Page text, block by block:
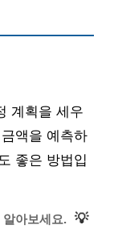
계획을 세우
액을 예측하
좋은 방법입
아보세요. 💡